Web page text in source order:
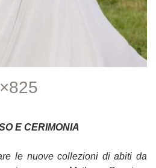
E CERIMONIA
le nuove collezioni di abiti da